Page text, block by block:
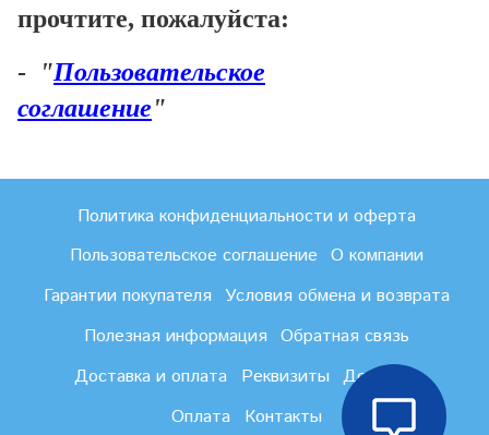
прочтите, пожалуйста:
-
"Пользовательское
соглашение"
Политика конфиденциальности и оферта
Пользовательское соглашение О компании
Гарантии покупателя Условия обмена и возврата
Полезная информация Обратная связь
Доставка и оплата
Реквизиты Доставка
Оплата
Контакты